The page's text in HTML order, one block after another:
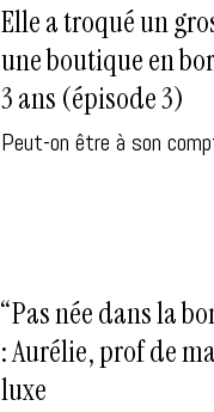
Elle a troqué un
une boutique en
3 ans (épisode 3)
Peut-on être à son
“Pas née dans la
: Aurélie, prof de
luxe